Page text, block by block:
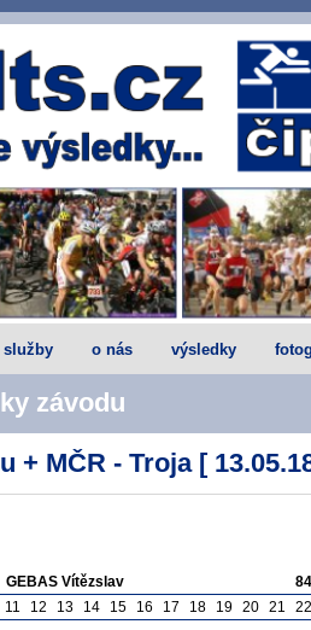
služby o nás výsledky
závodu
+ MČR - Troja [
GEBAS Vítězslav
84
11 12 13 14 15 16 17 18 19 20 21
22